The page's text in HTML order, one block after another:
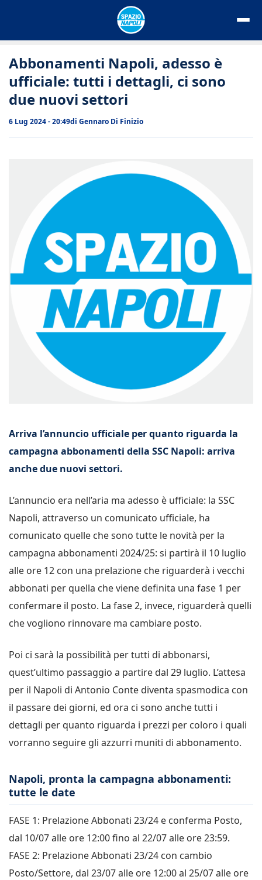
Abbonamenti Napoli, adesso è
ufficiale: tutti i dettagli, ci sono
due nuovi settori
6 Lug 2024 - 20:49di Gennaro Di Finizio
Arriva l’annuncio ufficiale per quanto riguarda la
campagna abbonamenti della SSC Napoli: arriva
anche due nuovi settori.
L’annuncio era nell’aria ma adesso è ufficiale: la SSC
Napoli, attraverso un comunicato ufficiale, ha
comunicato quelle che sono tutte le novità per la
campagna abbonamenti 2024/25: si partirà il 10 luglio
alle ore 12 con una prelazione che riguarderà i vecchi
abbonati per quella che viene definita una fase 1 per
confermare il posto. La fase 2, invece, riguarderà quelli
che vogliono rinnovare ma cambiare posto.
Poi ci sarà la possibilità per tutti di abbonarsi,
quest’ultimo passaggio a partire dal 29 luglio. L’attesa
per il Napoli di Antonio Conte diventa spasmodica con
il passare dei giorni, ed ora ci sono anche tutti i
dettagli per quanto riguarda i prezzi per coloro i quali
vorranno seguire gli azzurri muniti di abbonamento.
Napoli, pronta la campagna abbonamenti:
tutte le date
FASE 1: Prelazione Abbonati 23/24 e conferma Posto,
dal 10/07 alle ore 12:00 fino al 22/07 alle ore 23:59.
FASE 2: Prelazione Abbonati 23/24 con cambio
Posto/Settore, dal 23/07 alle ore 12:00 al 25/07 alle ore